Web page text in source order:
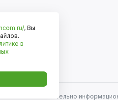
носит исключительно
, Вы
в